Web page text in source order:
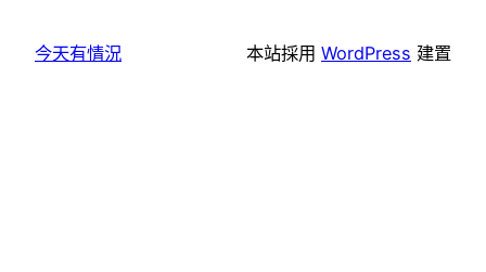
今天有情況 本站採用 WordPress 建置